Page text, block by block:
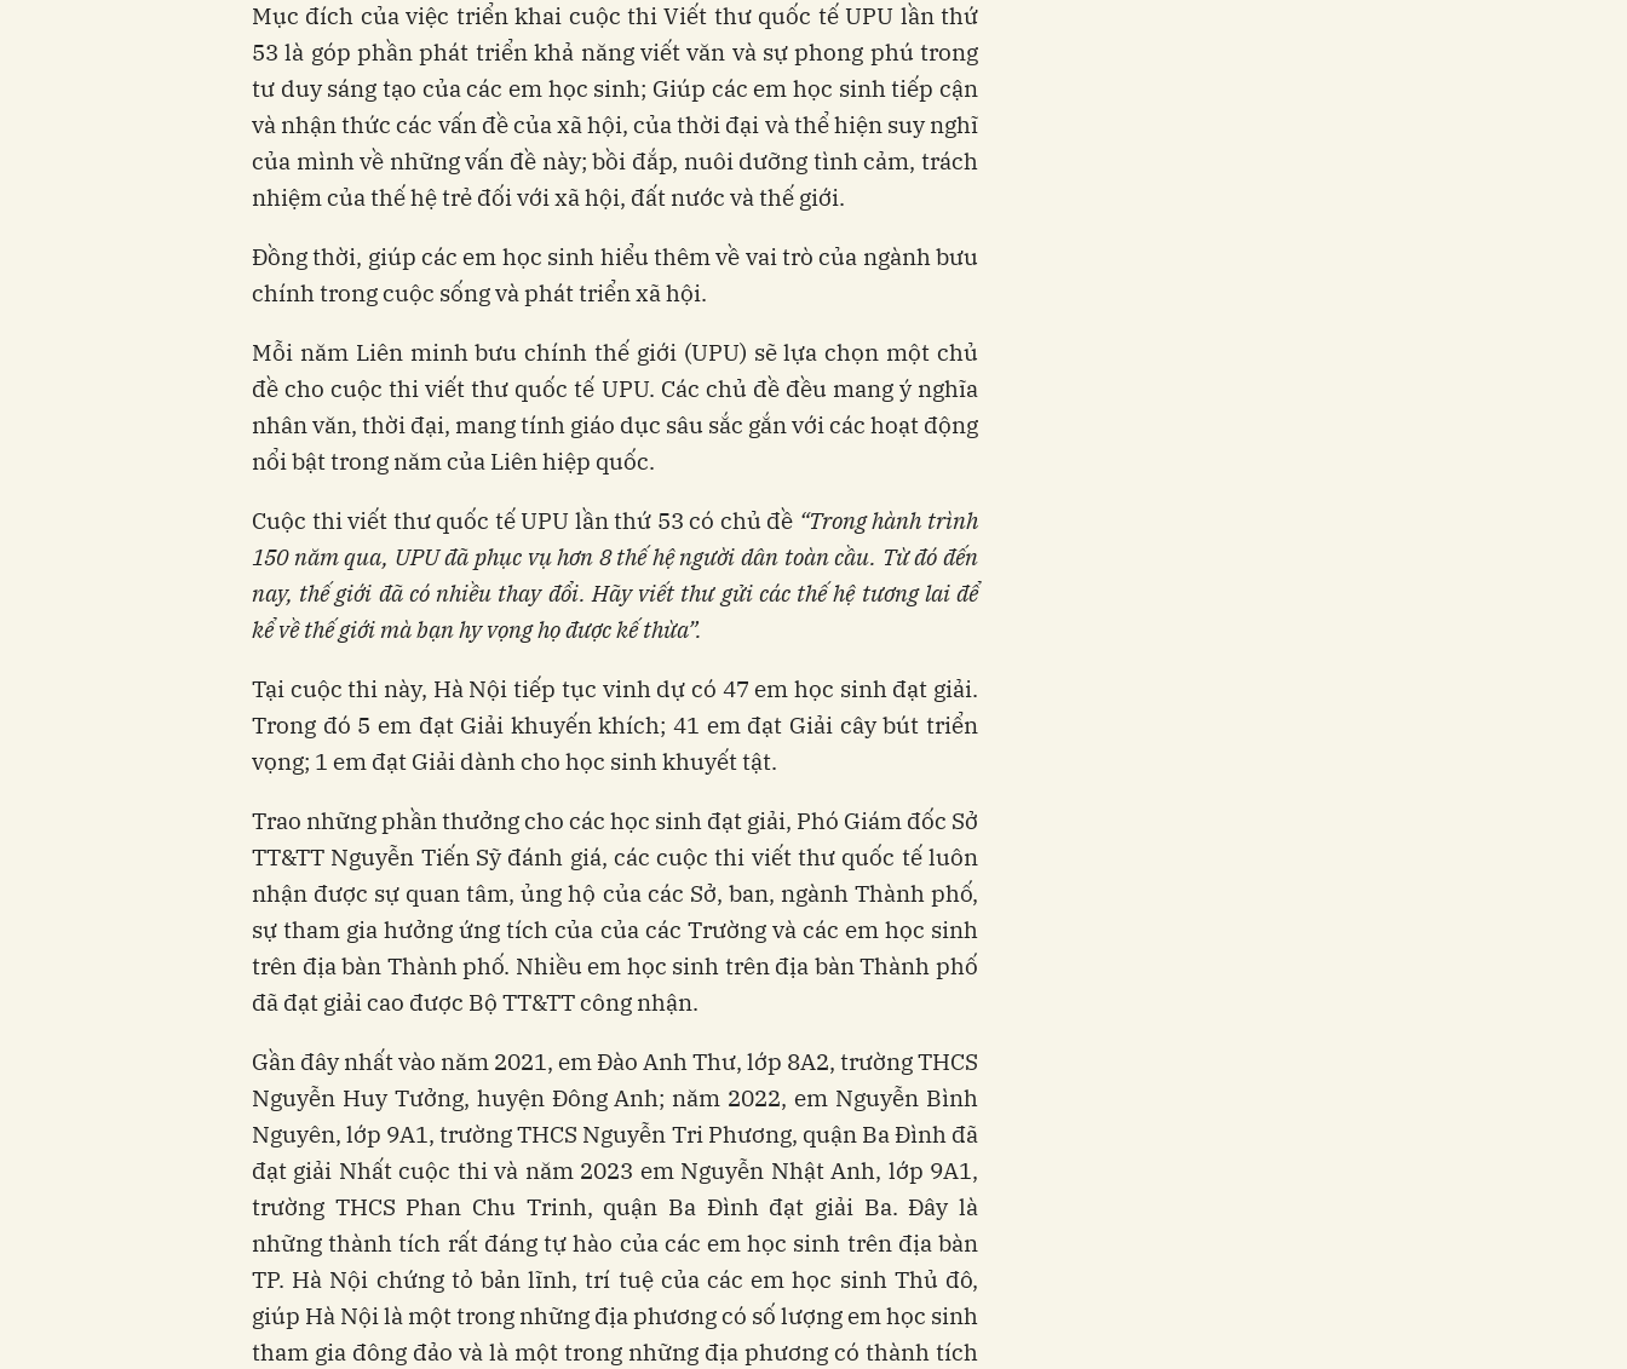
Mục đích của việc triển khai cuộc thi Viết thư quốc tế UPU lần thứ
53 là góp phần phát triển khả năng viết văn và sự phong phú trong
tư duy sáng tạo của các em học sinh; Giúp các em học sinh tiếp cận
và nhận thức các vấn đề của xã hội, của thời đại và thể hiện suy nghĩ
của mình về những vấn đề này; bồi đắp, nuôi dưỡng tình cảm, trách
nhiệm của thế hệ trẻ đối với xã hội, đất nước và thế giới.
Đồng thời, giúp các em học sinh hiểu thêm về vai trò của ngành bưu
chính trong cuộc sống và phát triển xã hội.
Mỗi năm Liên minh bưu chính thế giới (UPU) sẽ lựa chọn một chủ
đề cho cuộc thi viết thư quốc tế UPU. Các chủ đề đều mang ý nghĩa
nhân văn, thời đại, mang tính giáo dục sâu sắc gắn với các hoạt động
nổi bật trong năm của Liên hiệp quốc.
Cuộc thi viết thư quốc tế UPU lần thứ 53 có chủ đề “Trong hành trình
150 năm qua, UPU đã phục vụ hơn 8 thế hệ người dân toàn cầu. Từ đó đến
nay, thế giới đã có nhiều thay đổi. Hãy viết thư gửi các thế hệ tương lai để
kể về thế giới mà bạn hy vọng họ được kế thừa”.
Tại cuộc thi này, Hà Nội tiếp tục vinh dự có 47 em học sinh đạt giải.
Trong đó 5 em đạt Giải khuyến khích; 41 em đạt Giải cây bút triển
vọng; 1 em đạt Giải dành cho học sinh khuyết tật.
Trao những phần thưởng cho các học sinh đạt giải, Phó Giám đốc Sở
TT&TT Nguyễn Tiến Sỹ đánh giá, các cuộc thi viết thư quốc tế luôn
nhận được sự quan tâm, ủng hộ của các Sở, ban, ngành Thành phố,
sự tham gia hưởng ứng tích của của các Trường và các em học sinh
trên địa bàn Thành phố. Nhiều em học sinh trên địa bàn Thành phố
đã đạt giải cao được Bộ TT&TT công nhận.
Gần đây nhất vào năm 2021, em Đào Anh Thư, lớp 8A2, trường THCS
Nguyễn Huy Tưởng, huyện Đông Anh; năm 2022, em Nguyễn Bình
Nguyên, lớp 9A1, trường THCS Nguyễn Tri Phương, quận Ba Đình đã
đạt giải Nhất cuộc thi và năm 2023 em Nguyễn Nhật Anh, lớp 9A1,
trường THCS Phan Chu Trinh, quận Ba Đình đạt giải Ba. Đây là
những thành tích rất đáng tự hào của các em học sinh trên địa bàn
TP. Hà Nội chứng tỏ bản lĩnh, trí tuệ của các em học sinh Thủ đô,
giúp Hà Nội là một trong những địa phương có số lượng em học sinh
tham gia đông đảo và là một trong những địa phương có thành tích